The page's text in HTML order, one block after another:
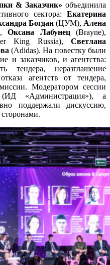
& Заказчик» объединила
сектора: Екатерина
Богдан (ЦУМ), Алена
Оксана Лабунец(Brayne),
King Russia),Светлана
(Adidas). На повестку были
и заказчиков, и агентства:
тендера, неразглашение
агентств от тендера,
Модератором сессии
«Администрация»), а
поддержали дискуссию,